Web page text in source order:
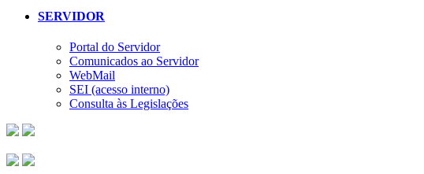
SERVIDOR
Portal do Servidor
Comunicados ao Servidor
WebMail
SEI (acesso interno)
Consulta às Legislações